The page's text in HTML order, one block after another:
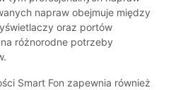
napraw obejmuje między
oraz portów
różnorodne potrzeby
Smart Fon zapewnia również